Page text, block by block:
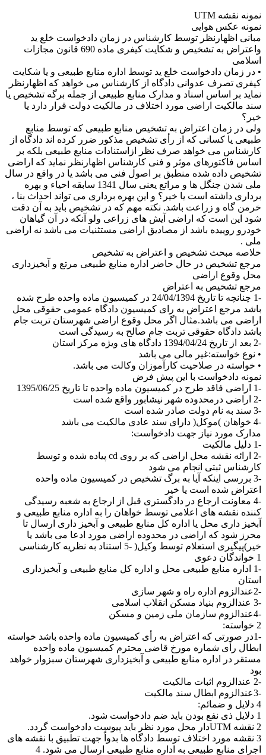
نمونه نقشه UTM
نمونه عکس هوایی
مبانی اظهارنظر توسط کارشناس در زمان دادخواست خلع ید
واعتراض به تشخیص و شکایت کیفری ماده 690 قانون مجازات
اسلامی
• در زمان دادخواست خلع ید توسط اداره منابع طبیعی و یا شکایت
کیفری تصرف عدوانی دادگاه از کارشناس می خواهد که اظهارنظر
نماید بر اساس اسناد و مدارک منابع طبیعی از جمله برگه تشخیص یا
سند مالکیت اراضی مورد اختلاف در مالکیت دولت قرار دارد یا
خیر؟
ولی در زمان اعتراض به تشخیص منابع طبیعی که توسط منابع
طبیعی یا کسانی که از رأی تشخیص مذکور ضرر کرده اند دادگاه از
کارشناس می خواهد صرف نظر ازاستنادات منابع طبیعی بلکه بر
اساس فاکتورهای موثر و فنی کارشناس اظهارنظر نماید که اراضی
تشخیص داده شده منطبق بر اصول فنی می باشد یا در واقع در سال
ملی شدن جنگل ها و مراتع یعنی سال 1341 سابقه احیاء و بهره
برداری داشته است یا خیر؟ و این بهره برداری می تواند احداث بنا ،
خرمن گاه و زراعت باشد. نکته مهم که در تشخیص باید به آن دقت
شود این است که اراضی آیش های زراعی ولو آنکه در آن گیاهان
خودرو روییده باشد از مصادیق اراضی مستثنیات می باشد نه اراضی
ملی .
خلاصه مبحث تشخیص و اعتراض به تشخیص
مرجع تشخیص در حال حاضر اداره منابع طبیعی مرتع و آبخیزداری
محل وقوع اراضی
مرجع تشخیص به اعتراض
-1 چنانچه تا تاریخ 24/04/1394 در کمیسیون ماده واحده طرح شده
باشد مرجع اعتراض به رای کمیسیون دادگاه عمومی حقوقی محل
اراضی می باشد.مثال اگر محل وقوع اراضی شهرستان تربت جام
باشد دادگاه حقوقی تربت جام صالح به رسیدگی است
-2 بعد از تاریخ 1394/04/24 دادگاه های ویژه مرکز استان
• نوع خواسته:غیر مالی می باشد
• خواسته در صلاحیت کارآموزان وکالت می باشد.
نمونه دادخواست با این پیش فرض
-1 اراضی فاقد طرح در کمیسیون ماده واحده تا تاریخ 1395/06/25
-2 اراضی درمحدوده شهر نیشابور واقع شده است
-3 سند به نام دولت صادر شده است
-4 خواهان )موکل( دارای سند عادی مالکیت می باشد
مدارک مورد نیاز جهت دادخواست:
-1 دلیل مالکیت
-2 ارائه نقشه محل اراضی که بر روی cd پیاده شده و توسط
کارشناس ثبتی انجام می شود
-3 بررسی اینکه آیا به برگ تشخیص در کمیسیون ماده واحده
اعتراض شده است یا خیر
-4 معاونت ارجاع در دادگستری قبل از ارجاع به شعبه رسیدگی
کننده نقشه های اعلامی توسط خواهان را به اداره منابع طبیعی و
آبخیز داری محل یا اداره کل منابع طبیعی و آبخیز داری ارسال تا
محرز شود که اراضی در محدوده اراضی مورد ادعا می باشد یا
خیر)پیگیری استعلام توسط وکیل( -5 استناد به نظریه کارشناسی
1 خواندگان دعوی
-1 اداره منابع طبیعی محل و اداره کل منابع طبیعی و آبخیزداری
استان
-2عندالزوم اداره راه و شهر سازی
-3 عندالزوم بنیاد مسکن انقلاب اسلامی
-4عندالزوم سازمان ملی زمین و مسکن
2 خواسته:
-1در صورتی که اعتراض به رأی کمیسیون ماده واحده باشد خواسته
ابطال رأی شماره مورخ قاضی محترم کمیسیون ماده واحده
مستقر در اداره منابع طبیعی و آبخیزداری شهرستان سبزوار خواهد
بود
-2 عندالزوم اثبات مالکیت
-3عندالزوم ابطال سند مالکیت
4 دلایل و ضمائم:
1 دلایل ذی نفع بودن باید ضم دادخواست شود.
2 نقشه UTMدار محل مورد نظر باید پیوست دادخواست گردد.
3 نقشه مورد اختلاف توسط دادگاه ها بدواٌ جهت تطبیق با نقشه های
اجرای منابع طبیعی به اداره منابع طبیعی ارسال می شود. 4